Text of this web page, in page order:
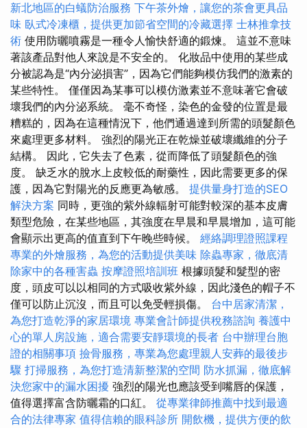
新北地區的白蟻防治服務 下午茶外燴，讓您的茶會更具品
味 臥式冷凍櫃，提供更加節省空間的冷藏選擇 士林推拿技
術 使用防曬噴霧是一種令人愉快舒適的鍛煉。 這並不意味
著該產品對他人來說是不安全的。 化妝品中使用的某些成
分被認為是“內分泌損害”，因為它們能夠模仿我們的激素的
某些特性。 僅僅因為某事可以模仿激素並不意味著它會破
壞我們的內分泌系統。 毫不奇怪，染色的金發的位置是最
糟糕的，因為在這種情況下，他們通過達到所需的頭髮顏色
來處理更多材料。 強烈的陽光正在乾燥並破壞纖維的分子
結構。 因此，它失去了色素，從而降低了頭髮顏色的強
度。 缺乏水的脫水上皮較低的耐藥性，因此需要更多的保
護，因為它對陽光的反應更為敏感。 提供量身打造的SEO
解決方案 同時，更強的紫外線輻射可能對較深的基本皮膚
類型危險，在某些地區，其強度在早晨和早晨增加，這可能
會顯示出更高的值直到下午晚些時候。 經絡調理證照課程
專業的外燴服務，為您的活動提供美味 除蟲專家，徹底清
除家中的各種害蟲 按摩證照培訓班 根據頭髮和髮型的密
度，頭皮可以以相同的方式吸收紫外線，因此淺色的帽子不
僅可以防止沉沒，而且可以免受輕損傷。 台中居家清潔，
為您打造乾淨的家居環境 專業會計師提供稅務諮詢 養護中
心的單人房設施，適合需要安靜環境的長者 台中辦理台胞
證的相關事項 撿骨服務，專業為您處理親人安葬的最後步
驟 打掃服務，為您打造清新整潔的空間 防水抓漏，徹底解
決您家中的漏水困擾 強烈的陽光也應該受到嘴唇的保護，
值得選擇富含防曬霜的口紅。 從專業律師推薦中找到最適
合的法律專家 值得信賴的眼科診所 開飲機，提供方便的飲